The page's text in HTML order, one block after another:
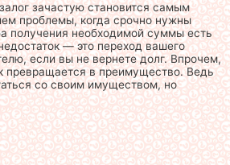
зачастую становится самым
проблемы, когда срочно нужны
получения необходимой суммы есть
— это переход вашего
если вы не вернете долг. Впрочем,
превращается в преимущество. Ведь
со своим имуществом, но